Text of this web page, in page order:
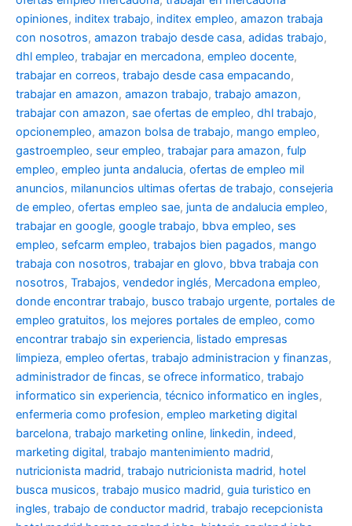
opiniones, inditex trabajo, inditex empleo, amazon trabaja
con nosotros, amazon trabajo desde casa, adidas trabajo,
dhl empleo, trabajar en mercadona, empleo docente,
trabajar en correos, trabajo desde casa empacando,
trabajar en amazon, amazon trabajo, trabajo amazon,
trabajar con amazon, sae ofertas de empleo, dhl trabajo,
opcionempleo, amazon bolsa de trabajo, mango empleo,
gastroempleo, seur empleo, trabajar para amazon, fulp
empleo, empleo junta andalucia, ofertas de empleo mil
anuncios, milanuncios ultimas ofertas de trabajo, consejeria
de empleo, ofertas empleo sae, junta de andalucia empleo,
trabajar en google, google trabajo, bbva empleo, ses
empleo, sefcarm empleo, trabajos bien pagados, mango
trabaja con nosotros, trabajar en glovo, bbva trabaja con
nosotros, Trabajos, vendedor inglés, Mercadona empleo,
donde encontrar trabajo, busco trabajo urgente, portales de
empleo gratuitos, los mejores portales de empleo, como
encontrar trabajo sin experiencia, listado empresas
limpieza, empleo ofertas, trabajo administracion y finanzas,
administrador de fincas, se ofrece informatico, trabajo
informatico sin experiencia, técnico informatico en ingles,
enfermeria como profesion, empleo marketing digital
barcelona, trabajo marketing online, linkedin, indeed,
marketing digital, trabajo mantenimiento madrid,
nutricionista madrid, trabajo nutricionista madrid, hotel
busca musicos, trabajo musico madrid, guia turistico en
ingles, trabajo de conductor madrid, trabajo recepcionista